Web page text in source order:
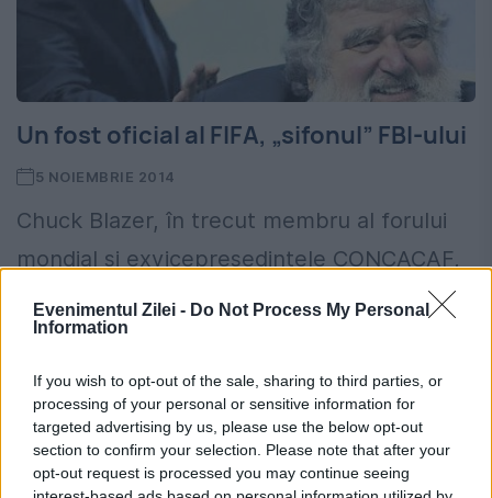
Evenimentul Zilei - Do Not Process My Personal
Information
If you wish to opt-out of the sale, sharing to third parties, or
processing of your personal or sensitive information for
targeted advertising by us, please use the below opt-out
section to confirm your selection. Please note that after your
opt-out request is processed you may continue seeing
Un fost oficial al FIFA, „sifonul” FBI-ului
5 NOIEMBRIE 2014
Chuck Blazer, în trecut membru al forului
mondial și exvicepreședintele CONCACAF,
a fost demis din funcție din cauza șantajului
și a corupției. În 2011, americanul a devenit
informator al agenției...